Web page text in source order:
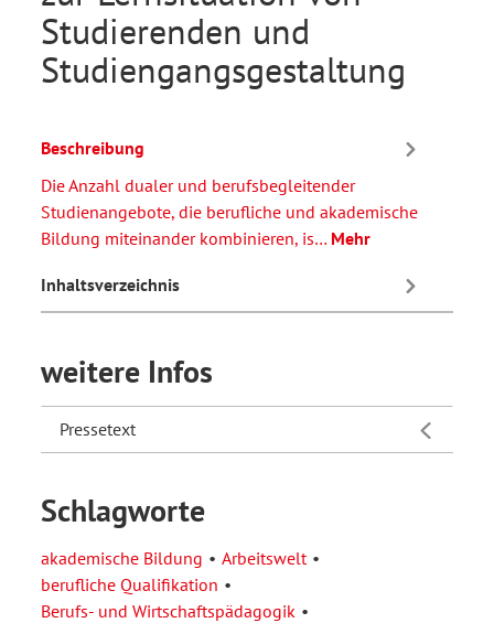
Studierenden und
Studiengangsgestaltung
Beschreibung
Die Anzahl dualer und berufsbegleitender
Studienangebote, die berufliche und akademische
Bildung miteinander kombinieren, is… Mehr
Inhaltsverzeichnis
weitere Infos
Pressetext
Schlagworte
akademische Bildung
Arbeitswelt
berufliche Qualifikation
Berufs- und Wirtschaftspädagogik